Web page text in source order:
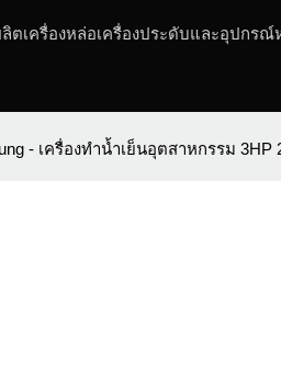
ตเครื่องหล่อเครื่องประดับและอุปกร
- เครื่องทำน้ำเย็นอุตสาหกรรม